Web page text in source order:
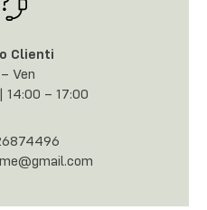
Clienti
Ven
14:00 – 17:00